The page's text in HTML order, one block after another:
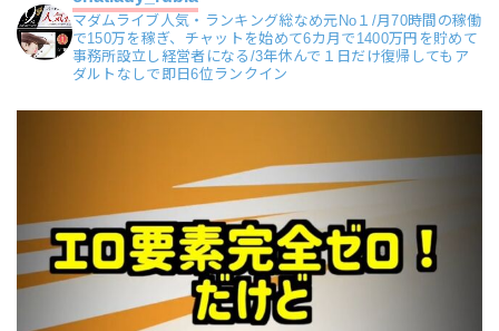
マダムライブ人気・ランキング総なめ元No１/月70時間の稼働
で150万を稼ぎ、チャットを始めて6カ月で1400万円を貯めて
事務所設立し経営者になる/3年休んで１日だけ復帰してもア
ダルトなしで即日6位ランクイン